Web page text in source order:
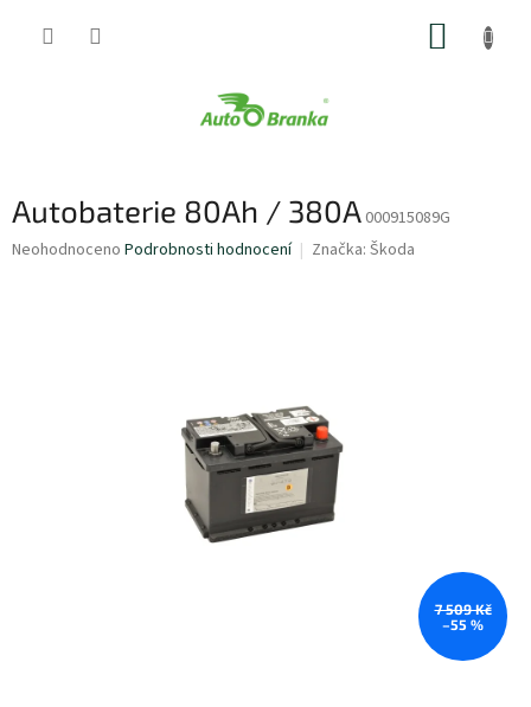
Autobaterie 80Ah / 380A 000915089G
Průměrné
Neohodnoceno Podrobnosti hodnocení Značka: Škoda
7 509 Kč
–55 %